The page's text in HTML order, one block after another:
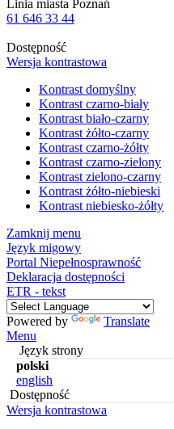
Linia miasta Poznań
61 646 33 44
Dostępność
Wersja kontrastowa
Kontrast domyślny
Kontrast czarno-biały
Kontrast biało-czarny
Kontrast żółto-czarny
Kontrast czarno-żółty
Kontrast czarno-zielony
Kontrast zielono-czarny
Kontrast żółto-niebieski
Kontrast niebiesko-żółty
Zamknij menu
Język migowy
Portal Niepełnosprawność
Deklaracja dostępności
ETR - tekst
Powered by
Translate
Menu
Język strony
polski
english
Dostępność
Wersja kontrastowa